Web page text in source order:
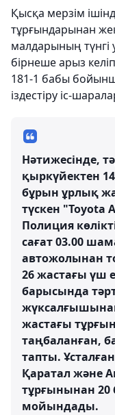
Қысқа мерзім
тұрғындарынан
малдарының түнгі
бірнеше арыз
181-1 бабы
іздестіру іс-
Нәтижесінде,
қыркүйектен
бұрын ұрлық
түскен "Toyota
Полиция
сағат 03.00
автожолынан
26 жастағы үш
барысында
жастағы
таңбаланған,
тапты.
Қаратал және
тұрғынынан 20
мойындады.